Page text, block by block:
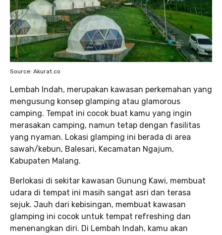
Source: Akurat.co
Lembah Indah, merupakan kawasan perkemahan yang
mengusung konsep glamping atau glamorous
camping. Tempat ini cocok buat kamu yang ingin
merasakan camping, namun tetap dengan fasilitas
yang nyaman. Lokasi glamping ini berada di area
sawah/kebun, Balesari, Kecamatan Ngajum,
Kabupaten Malang.
Berlokasi di sekitar kawasan Gunung Kawi, membuat
udara di tempat ini masih sangat asri dan terasa
sejuk. Jauh dari kebisingan, membuat kawasan
glamping ini cocok untuk tempat refreshing dan
menenangkan diri. Di Lembah Indah, kamu akan